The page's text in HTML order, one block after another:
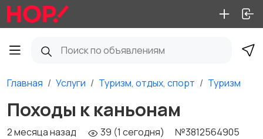
Главная Услуги Туризм, отдых, спорт Туризм
Походы к каньонам
2 месяца назад 39 (1 сегодня) №3812564905